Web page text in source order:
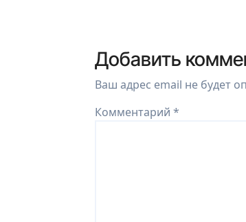
Добавить
Ваш адрес email не будет
Комментарий *